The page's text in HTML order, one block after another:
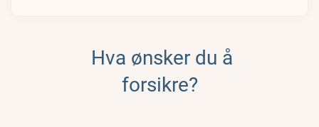
Hva ønsker du å
forsikre?